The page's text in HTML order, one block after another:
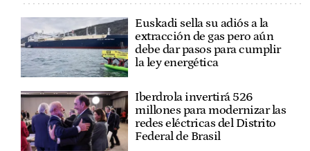
Euskadi sella su adiós a la
extracción de gas pero aún
debe dar pasos para cumplir
la ley energética
Iberdrola invertirá 526
millones para modernizar las
redes eléctricas del Distrito
Federal de Brasil